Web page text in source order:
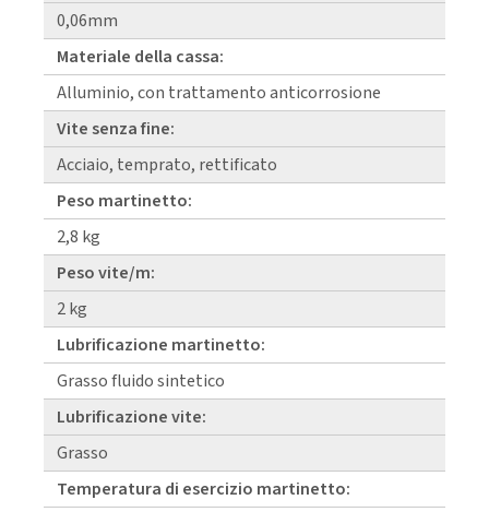
0,06mm
Materiale della cassa:
Alluminio, con trattamento anticorrosione
Vite senza fine:
Acciaio, temprato, rettificato
Peso martinetto:
2,8 kg
Peso vite/m:
2 kg
Lubrificazione martinetto:
Grasso fluido sintetico
Lubrificazione vite:
Grasso
Temperatura di esercizio martinetto: